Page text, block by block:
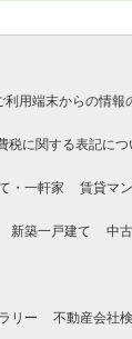
利用端末からの情報
税に関する表記につ
・一軒家 賃貸マ
新築一戸建て 中
リー 不動産会社